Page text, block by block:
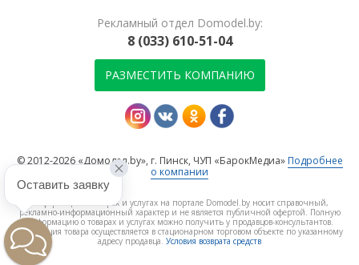
Рекламный отдел Domodel.by:
8 (033) 610-51-04
РАЗМЕСТИТЬ КОМПАНИЮ
© 2012-2026 «Домодел.by», г. Пинск, ЧУП «БарокМедиа» Подробнее
о компании
Информация о товарах и услугах на портале Domodel.by носит справочный,
рекламно-информационный характер и не является публичной офертой. Полную
информацию о товарах и услугах можно получить у продавцов-консультантов.
Реализация товара осуществляется в стационарном торговом объекте по указанному
адресу продавца. Условия возврата средств
Оставить заявку